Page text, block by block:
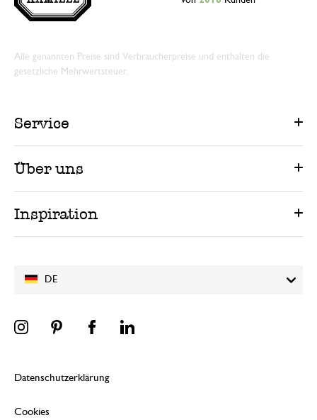
DE
Alle genannten Preise sind Verbraucherpreise und enthalten die
gesetzliche Mehrwertsteuer.
Service
Über uns
Inspiration
Datenschutzerklärung
Cookies